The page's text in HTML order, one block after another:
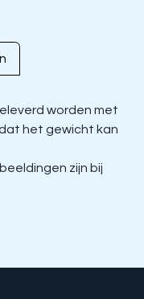
worden met
het gewicht kan
zijn bij